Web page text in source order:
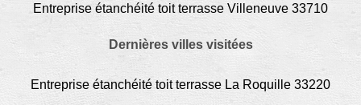
Entreprise étanchéité toit terrasse Villeneuve 33710
Dernières villes visitées
Entreprise étanchéité toit terrasse La Roquille 33220